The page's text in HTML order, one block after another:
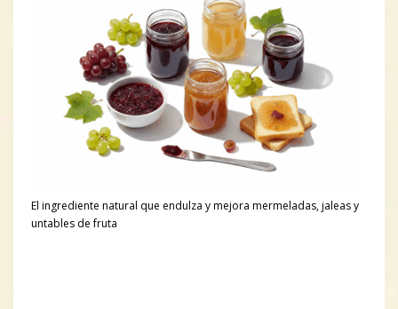
El ingrediente natural que endulza y mejora mermeladas, jaleas y
untables de fruta